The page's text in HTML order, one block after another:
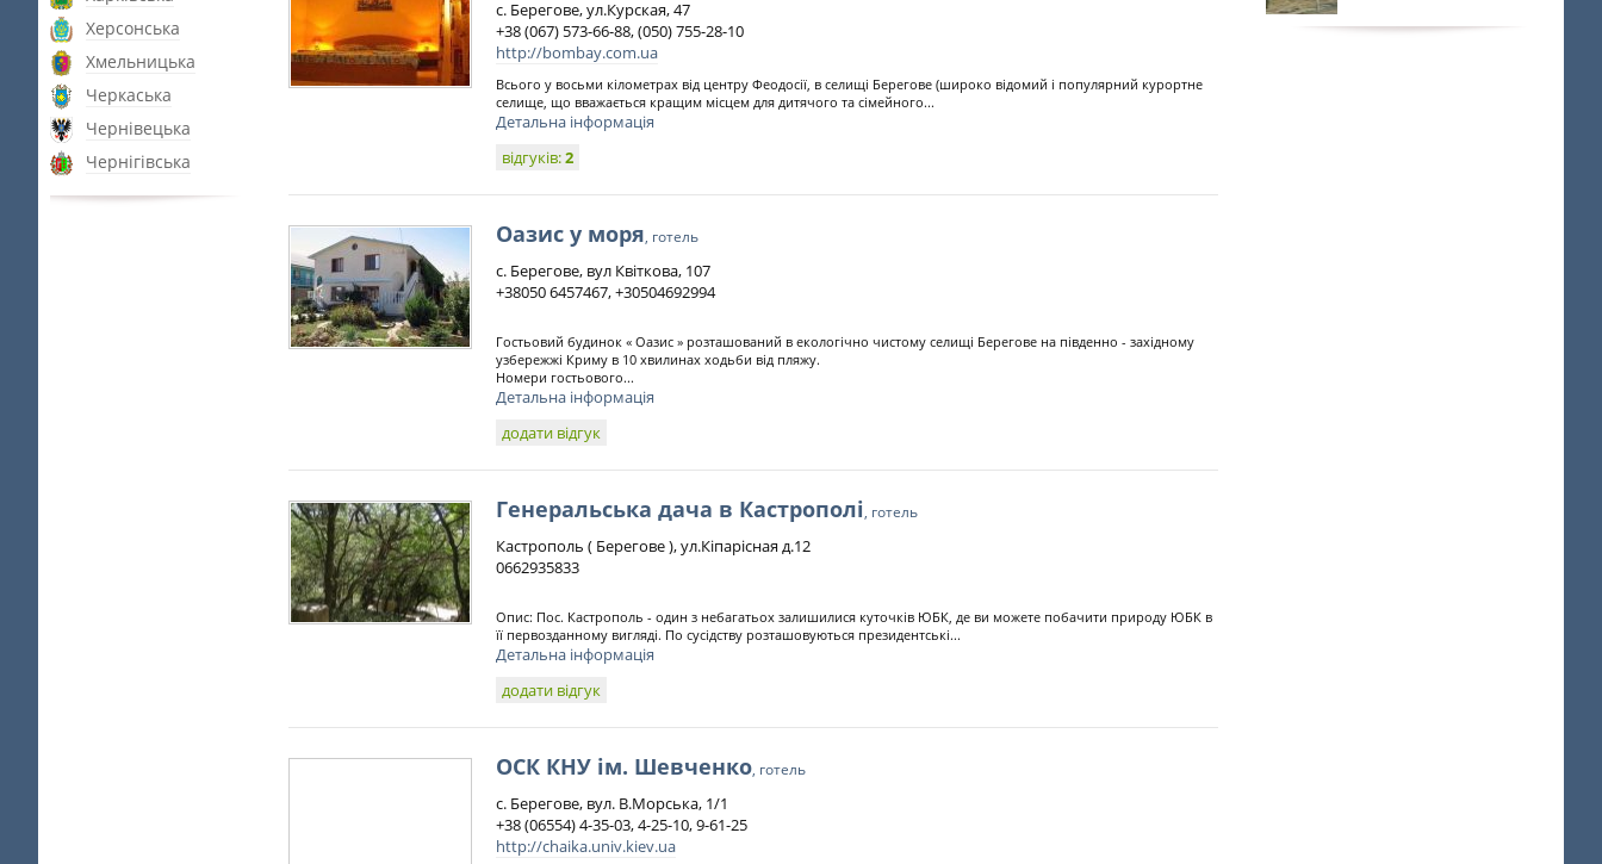
Херсонська
Хмельницька
Черкаська
Чернівецька
Чернігівська
с. Берегове, ул.Курская, 47
+38 (067) 573-66-88, (050) 755-28-10
http://bombay.com.ua
Всього у восьми кілометрах від центру Феодосії, в селищі Берегове (широко відомий і популярний курортне
селище, що вважається кращим місцем для дитячого та сімейного...
Детальна інформація
відгуків:2
Оазис у моря, готель
с. Берегове, вул Квіткова, 107
+38050 6457467, +30504692994
Гостьовий будинок « Оазис » розташований в екологічно чистому селищі Берегове на південно - західному
узбережжі Криму в 10 хвилинах ходьби від пляжу.
Номери гостьового...
Детальна інформація
додати відгук
Генеральська дача в Кастрополі, готель
Кастрополь ( Берегове ), ул.Кіпарісная д.12
0662935833
Опис: Пос. Кастрополь - один з небагатьох залишилися куточків ЮБК, де ви можете побачити природу ЮБК в
її первозданному вигляді. По сусідству розташовуються президентські...
Детальна інформація
додати відгук
ОСК КНУ ім. Шевченко, готель
с. Берегове, вул. В.Морська, 1/1
+38 (06554) 4-35-03, 4-25-10, 9-61-25
http://chaika.univ.kiev.ua